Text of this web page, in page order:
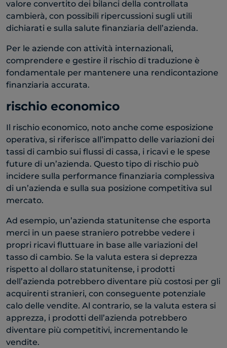
valore convertito dei bilanci della controllata
cambierà, con possibili ripercussioni sugli utili
dichiarati e sulla salute finanziaria dell’azienda.
Per le aziende con attività internazionali,
comprendere e gestire il rischio di traduzione è
fondamentale per mantenere una rendicontazione
finanziaria accurata.
rischio economico
Il rischio economico, noto anche come esposizione
operativa, si riferisce all’impatto delle variazioni dei
tassi di cambio sui flussi di cassa, i ricavi e le spese
future di un’azienda. Questo tipo di rischio può
incidere sulla performance finanziaria complessiva
di un’azienda e sulla sua posizione competitiva sul
mercato.
Ad esempio, un’azienda statunitense che esporta
merci in un paese straniero potrebbe vedere i
propri ricavi fluttuare in base alle variazioni del
tasso di cambio. Se la valuta estera si deprezza
rispetto al dollaro statunitense, i prodotti
dell’azienda potrebbero diventare più costosi per gli
acquirenti stranieri, con conseguente potenziale
calo delle vendite. Al contrario, se la valuta estera si
apprezza, i prodotti dell’azienda potrebbero
diventare più competitivi, incrementando le
vendite.